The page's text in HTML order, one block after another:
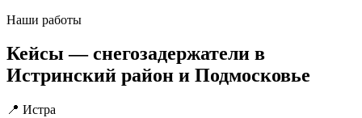
Наши работы
Кейсы — снегозадержатели в
Истринский район и Подмосковье
📍 Истра